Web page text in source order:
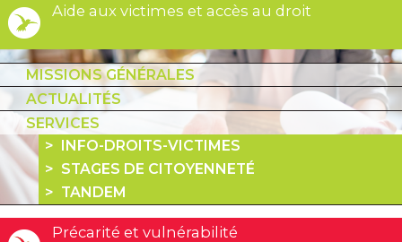
Aide aux victimes et accès au droit
MISSIONS GÉNÉRALES
ACTUALITÉS
SERVICES
INFO-DROITS-VICTIMES
STAGES DE CITOYENNETÉ
TANDEM
Précarité et vulnérabilité